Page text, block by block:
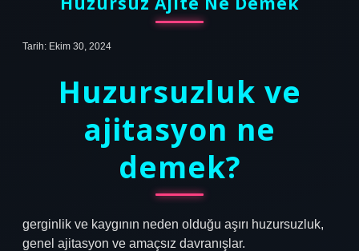
Tarih: Ekim 30, 2024
Huzursuzluk ve
ajitasyon ne
demek?
gerginlik ve kaygının neden olduğu aşırı huzursuzluk,
genel ajitasyon ve amaçsız davranışlar.